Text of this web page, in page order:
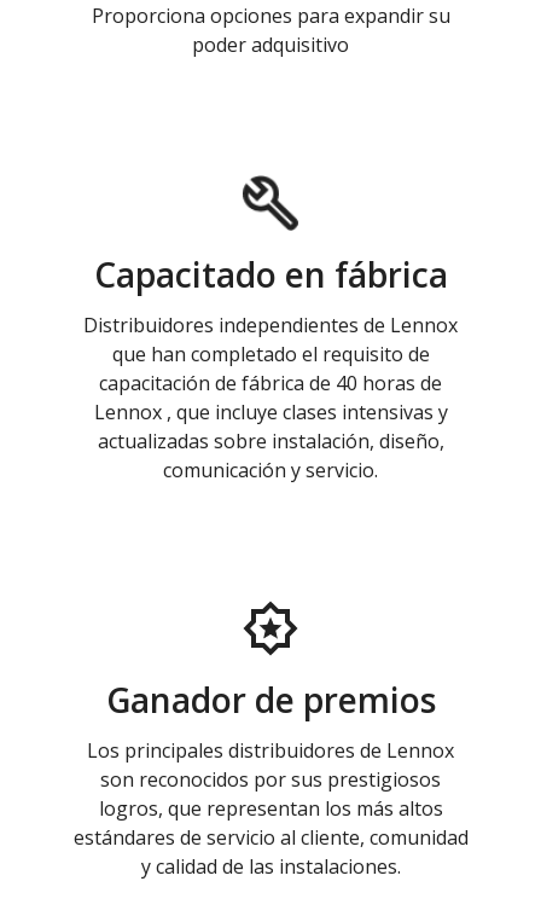
Proporciona opciones para expandir su
poder adquisitivo
Capacitado en fábrica
Distribuidores independientes de Lennox
que han completado el requisito de
capacitación de fábrica de 40 horas de
Lennox , que incluye clases intensivas y
actualizadas sobre instalación, diseño,
comunicación y servicio.
Ganador de premios
Los principales distribuidores de Lennox
son reconocidos por sus prestigiosos
logros, que representan los más altos
estándares de servicio al cliente, comunidad
y calidad de las instalaciones.